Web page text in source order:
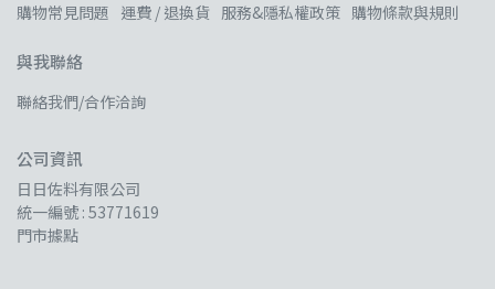
購物常見問題 運費 / 退換貨 服務&隱私權政策 購物條款與規則
與我聯絡
聯絡我們/合作洽詢
公司資訊
日日佐料有限公司
統一編號 : 53771619
門市據點